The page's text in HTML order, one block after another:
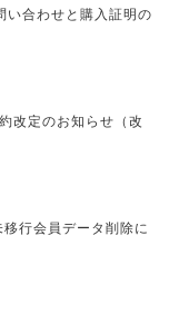
合わせと購入証明の
改定のお知らせ（改
移行会員データ削除に